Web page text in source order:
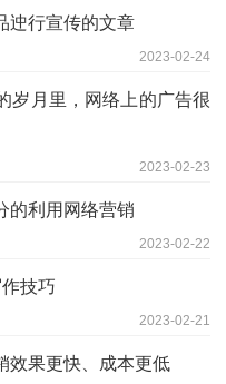
迚行宣传的文章
2023-02-24
岁月里，网络上的广告很
2023-02-23
的利用网络营销
2023-02-22
技巧
2023-02-21
效果更快、成本更低